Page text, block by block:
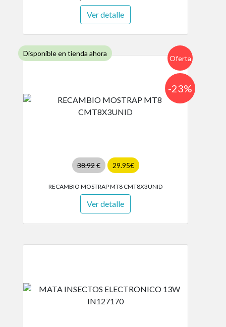
Ver detalle
Disponible en tienda ahora
Oferta
38.92€ 29.95€
-23%
RECAMBIO MOSTRAP MT8 CMT8X3UNID
Ver detalle